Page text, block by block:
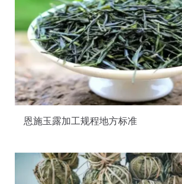
恩施玉露加工规程地方标准